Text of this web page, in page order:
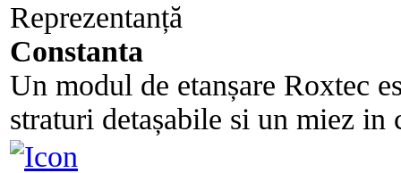
Reprezentanță
Constanta
Un modul de etanșare Roxtec
straturi detașabile si un miez in